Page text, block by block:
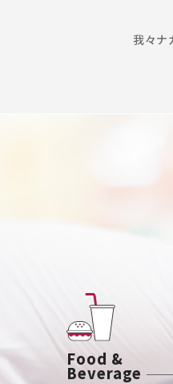
我々ナ
Food &
Beverage